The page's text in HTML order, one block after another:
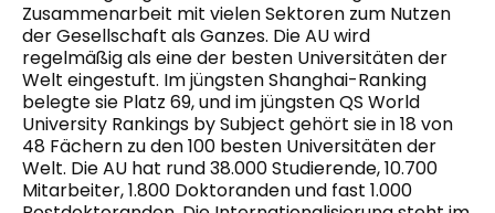
Zusammenarbeit mit vielen Sektoren zum Nutzen
der Gesellschaft als Ganzes. Die AU wird
regelmäßig als eine der besten Universitäten der
Welt eingestuft. Im jüngsten Shanghai-Ranking
belegte sie Platz 69, und im jüngsten QS World
University Rankings by Subject gehört sie in 18 von
48 Fächern zu den 100 besten Universitäten der
Welt. Die AU hat rund 38.000 Studierende, 10.700
Mitarbeiter, 1.800 Doktoranden und fast 1.000